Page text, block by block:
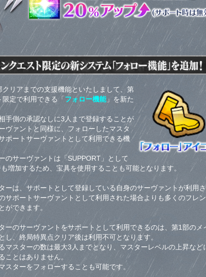
リアまでの支援機能といたしまして、第
定で利用できる「 フォロー機能」を新た
手側の承認なしに3人まで登録することが
ヴァントと同様に、フォローしたマスタ
ポートサーヴァントとして利用できる機
のサーヴァントは「SUPPORT」として
増加するため、宝具を使用することも可能となります。
ーは、サポートとして登録している自身のサーヴァントが利用
サポートサーヴァントとして利用された場合よりも多くのフレ
ができます。
ーのサーヴァントをサポートとして利用できるのは、第1部のメ
し、終局特異点クリア後は利用不可となります。
マスターの数は最大3人までとなり、マスターレベルの上昇など
ことはありません。
スターをフォローすることも可能です。